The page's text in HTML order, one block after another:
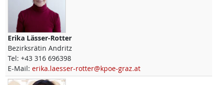
Erika Lässer-Rotter
Bezirksrätin Andritz
Tel: +43 316 696398
E-Mail: erika.laesser-rotter@kpoe-graz.at